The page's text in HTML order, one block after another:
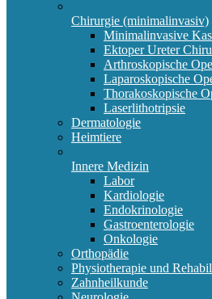
Chirurgie (minimalinvasiv)
Minimalinvasive
Ektoper Ureter
Arthroskopische
Laparoskopische
Thorakoskopische
Laserlithotripsie
Dermatologie
Heimtiere
Innere Medizin
Labor
Kardiologie
Endokrinologie
Gastroenterologie
Onkologie
Orthopädie
Physiotherapie und
Zahnheilkunde